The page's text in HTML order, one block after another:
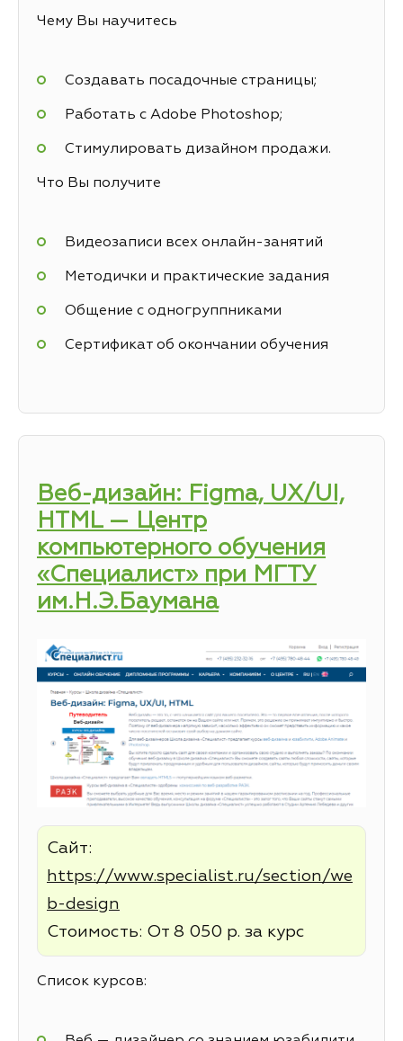
Чему Вы научитесь
Создавать посадочные страницы;
Работать с Adobe Photoshop;
Стимулировать дизайном продажи.
Что Вы получите
Видеозаписи всех онлайн-занятий
Методички и практические задания
Общение с одногруппниками
Сертификат об окончании обучения
Веб-дизайн: Figma, UX/UI,
HTML — Центр
компьютерного обучения
«Специалист» при МГТУ
им.Н.Э.Баумана
Сайт:
https://www.specialist.ru/section/we
b-design
Стоимость: От 8 050 р. за курс
Список курсов: